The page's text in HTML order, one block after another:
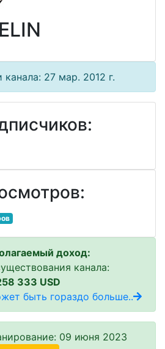
27 мар. 2012 г.
доход:
канала:
333 USD
быть гораздо больше..
09 июня 2023